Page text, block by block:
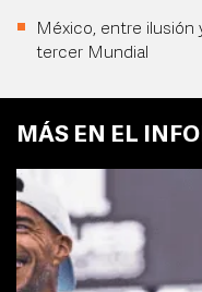
México, entre ilusión
tercer Mundial
MÁS EN EL